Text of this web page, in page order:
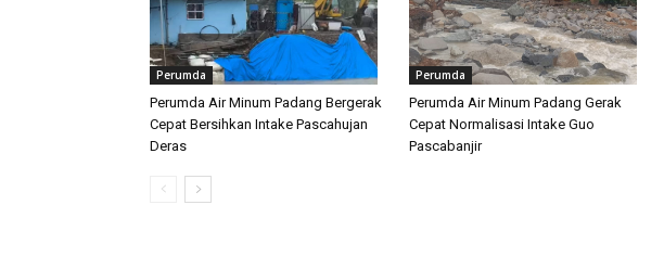
Perumda
Perumda Air Minum Padang Bergerak
Cepat Bersihkan Intake Pascahujan
Deras
Perumda
Perumda Air Minum Padang Gerak
Cepat Normalisasi Intake Guo
Pascabanjir